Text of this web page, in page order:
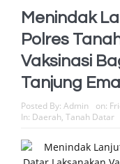
30 Pelajar Ikuti
Rinto : Ini Amanah
Bahas DPB dan
Sambangi Polres
Perkuat Kapasitas,
Pelatih dan Wasit Juri
Menindak
Polres
Vaksinasi
Tanjung
Posted By: Admin on:
In: Daerah, Tanah Datar